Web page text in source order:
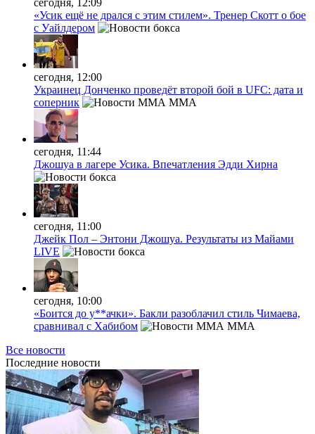
сегодня, 12:09
«Усик ещё не дрался с этим стилем». Тренер Скотт о бое
с Уайлдером
сегодня, 12:00
Украинец Донченко проведёт второй бой в UFC: дата и
соперник
MMA
сегодня, 11:44
Джошуа в лагере Усика. Впечатления Эдди Хирна
сегодня, 11:00
Джейк Пол – Энтони Джошуа. Результаты из Майами
LIVE
сегодня, 10:00
«Боится до у**ачки». Бакли разоблачил стиль Чимаева,
сравнивал с Хабибом
MMA
Все новости
Последние новости